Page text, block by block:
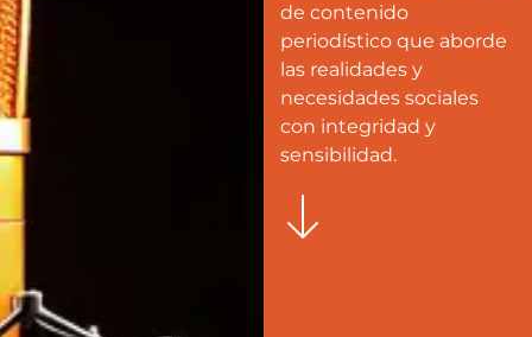
de contenido
periodístico que aborde
las realidades y
necesidades sociales
con integridad y
sensibilidad.